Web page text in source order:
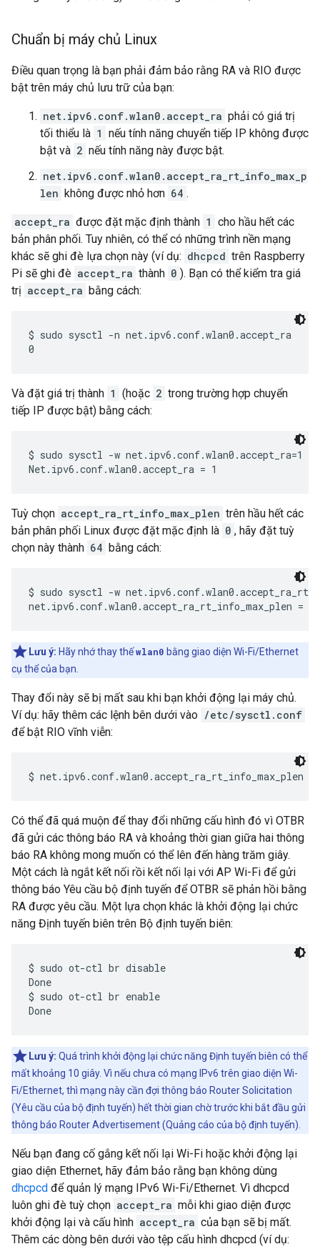
Chuẩn bị máy chủ Linux
Điều quan trọng là bạn phải đảm bảo rằng RA và RIO được
bật trên máy chủ lưu trữ của bạn:
net.ipv6.conf.wlan0.accept_ra phải có giá trị
tối thiểu là 1 nếu tính năng chuyển tiếp IP không được
bật và 2 nếu tính năng này được bật.
net.ipv6.conf.wlan0.accept_ra_rt_info_max_p
len không được nhỏ hơn 64 .
accept_ra được đặt mặc định thành 1 cho hầu hết các
bản phân phối. Tuy nhiên, có thể có những trình nền mạng
khác sẽ ghi đè lựa chọn này (ví dụ: dhcpcd trên Raspberry
Pi sẽ ghi đè accept_ra thành 0 ). Bạn có thể kiểm tra giá
trị accept_ra bằng cách:
$ sudo sysctl -n net.ipv6.conf.wlan0.accept_ra
Và đặt giá trị thành 1 (hoặc 2 trong trường hợp chuyển
tiếp IP được bật) bằng cách:
$ sudo sysctl -w net.ipv6.conf.wlan0.accept_ra=1
Tuỳ chọn accept_ra_rt_info_max_plen trên hầu hết các
bản phân phối Linux được đặt mặc định là 0 , hãy đặt tuỳ
chọn này thành 64 bằng cách:
$ sudo sysctl -w
Lưu ý: Hãy nhớ thay thếwlan0 bằng giao diện Wi-Fi/Ethernet
cụ thể của bạn.
Thay đổi này sẽ bị mất sau khi bạn khởi động lại máy chủ.
Ví dụ: hãy thêm các lệnh bên dưới vào /etc/sysctl.conf
để bật RIO vĩnh viễn:
Có thể đã quá muộn để thay đổi những cấu hình đó vì OTBR
đã gửi các thông báo RA và khoảng thời gian giữa hai thông
báo RA không mong muốn có thể lên đến hàng trăm giây.
Một cách là ngắt kết nối rồi kết nối lại với AP Wi-Fi để gửi
thông báo Yêu cầu bộ định tuyến để OTBR sẽ phản hồi bằng
RA được yêu cầu. Một lựa chọn khác là khởi động lại chức
năng Định tuyến biên trên Bộ định tuyến biên:
$ sudo ot-ctl br disable
Done
$ sudo ot-ctl br enable
Lưu ý: Quá trình khởi động lại chức năng Định tuyến biên có thể
mất khoảng 10 giây. Vì nếu chưa có mạng IPv6 trên giao diện Wi-
Fi/Ethernet, thì mạng này cần đợi thông báo Router Solicitation
(Yêu cầu của bộ định tuyến) hết thời gian chờ trước khi bắt đầu gửi
thông báo Router Advertisement (Quảng cáo của bộ định tuyến).
Nếu bạn đang cố gắng kết nối lại Wi-Fi hoặc khởi động lại
giao diện Ethernet, hãy đảm bảo rằng bạn không dùng
dhcpcd để quản lý mạng IPv6 Wi-Fi/Ethernet. Vì dhcpcd
luôn ghi đè tuỳ chọn accept_ra mỗi khi giao diện được
khởi động lại và cấu hình accept_ra của bạn sẽ bị mất.
Thêm các dòng bên dưới vào tệp cấu hình dhcpcd (ví dụ: